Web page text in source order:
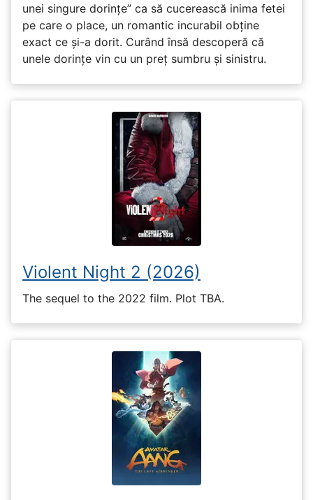
unei singure dorințe” ca să cucerească inima fetei
pe care o place, un romantic incurabil obține
exact ce și-a dorit. Curând însă descoperă că
unele dorințe vin cu un preț sumbru și sinistru.
Violent Night 2 (2026)
The sequel to the 2022 film. Plot TBA.